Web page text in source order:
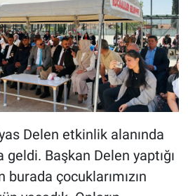
Delen etkinlik alanında
Başkan Delen yaptığı
burada çocuklarımızın